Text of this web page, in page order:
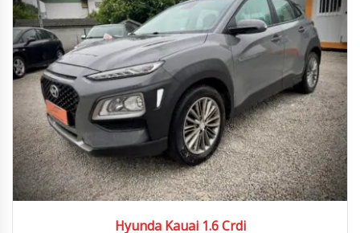
Hyunda Kauai 1.6 Crdi